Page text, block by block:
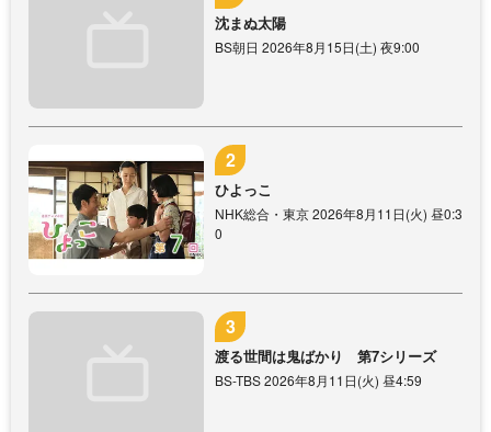
沈まぬ太陽
BS朝日 2026年8月15日(土) 夜9:00
ひよっこ
NHK総合・東京 2026年8月11日(火) 昼0:3
0
渡る世間は鬼ばかり 第7シリーズ
BS-TBS 2026年8月11日(火) 昼4:59